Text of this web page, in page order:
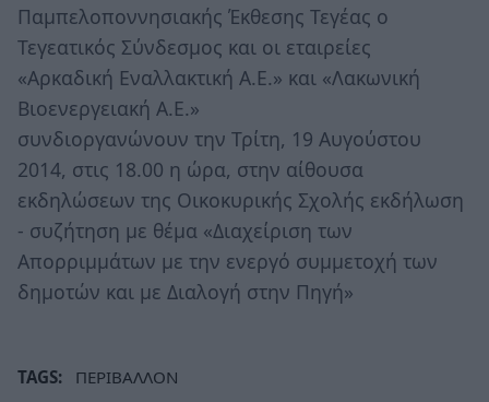
Παμπελοποννησιακής Έκθεσης Τεγέας ο
Τεγεατικός Σύνδεσμος και οι εταιρείες
«Αρκαδική Εναλλακτική Α.Ε.» και «Λακωνική
Βιοενεργειακή Α.Ε.»
συνδιοργανώνουν την Τρίτη, 19 Αυγούστου
2014, στις 18.00 η ώρα, στην αίθουσα
εκδηλώσεων της Οικοκυρικής Σχολής εκδήλωση
- συζήτηση με θέμα «Διαχείριση των
Απορριμμάτων με την ενεργό συμμετοχή των
δημοτών και με Διαλογή στην Πηγή»
TAGS: ΠΕΡΙΒΑΛΛΟΝ